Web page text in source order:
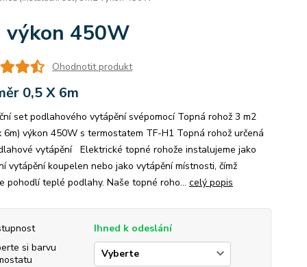
výkon 450W
Ohodnotit produkt
0,5 X 6m
set podlahového vytápění svépomocí Topná rohož 3 m2
6m) výkon 450W s termostatem TF-H1 Topná rohož určená
vytápění Elektrické topné rohože instalujeme jako
vytápění koupelen nebo jako vytápění místnosti, čímž
pohodlí teplé podlahy. Naše topné roho... celý popis
Ihned k odeslání
si barvu